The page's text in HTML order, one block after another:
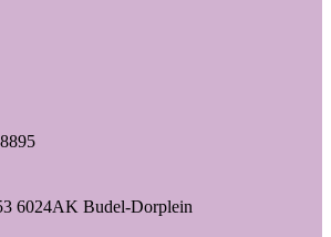
6024AK Budel-Dorplein